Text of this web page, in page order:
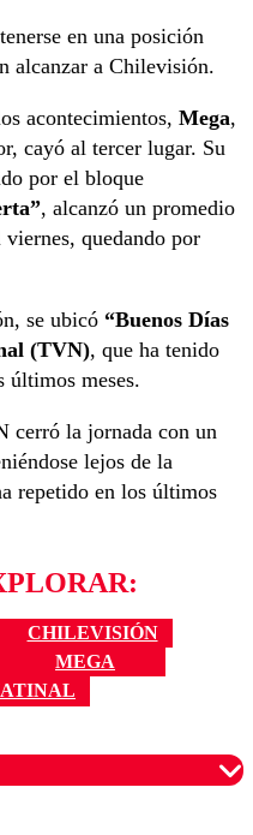
en una posición
alcanzar a Chilevisión.
acontecimientos, Mega,
cayó al tercer lugar. Su
por el bloque
, alcanzó un promedio
viernes, quedando por
se ubicó “Buenos Días
(TVN), que ha tenido
últimos meses.
cerró la jornada con un
lejos de la
repetido en los últimos
CHILEVISIÓN
MEGA